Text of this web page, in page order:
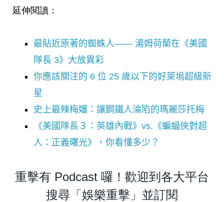
延伸閱讀：
最貼近原著的蜘蛛人—— 湯姆荷蘭在《美國
隊長 3》大放異彩
你應該關注的 6 位 25 歲以下的好萊塢超級新
星
史上最辣梅嬸：讓鋼鐵人淪陷的瑪麗莎托梅
《美國隊長３：英雄內戰》vs.《蝙蝠俠對超
人：正義曙光》，你看懂多少？
重擊有 Podcast 囉！歡迎到各大平台
搜尋「娛樂重擊」並訂閱